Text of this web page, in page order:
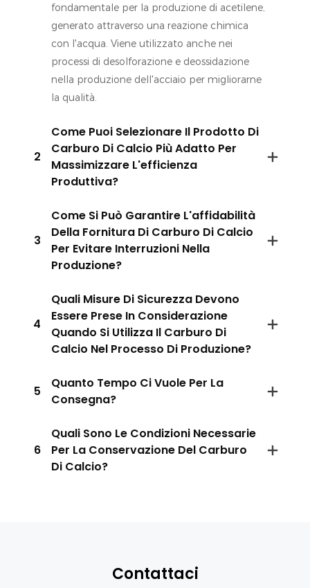
fondamentale per la produzione di acetilene,
generato attraverso una reazione chimica
con l'acqua. Viene utilizzato anche nei
processi di desolforazione e deossidazione
nella produzione dell'acciaio per migliorarne
la qualità.
2
Come Puoi Selezionare Il Prodotto Di
Carburo Di Calcio Più Adatto Per
Massimizzare L'efficienza
Produttiva?
3
Come Si Può Garantire L'affidabilità
Della Fornitura Di Carburo Di Calcio
Per Evitare Interruzioni Nella
Produzione?
4
Quali Misure Di Sicurezza Devono
Essere Prese In Considerazione
Quando Si Utilizza Il Carburo Di
Calcio Nel Processo Di Produzione?
5
Quanto Tempo Ci Vuole Per La
Consegna?
6
Quali Sono Le Condizioni Necessarie
Per La Conservazione Del Carburo
Di Calcio?
Contattaci